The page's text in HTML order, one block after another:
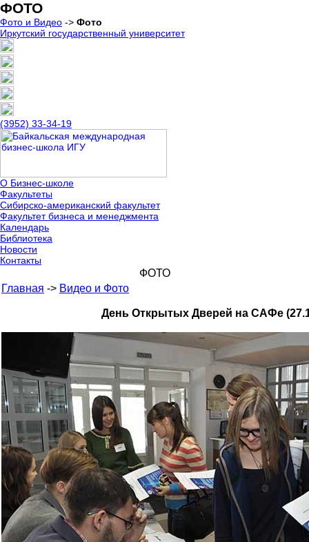
ФОТО
Фото и Видео -> Фото
Иркутский государственный университет
(3952) 33-34-19
О Бизнес-школе
Факультеты
Сибирско-американский факультет
Факультет бизнеса и менеджмента
Календарь
Библиотека
Новости
Контакты
ФОТО
Главная -> Видео и Фото
День Открытых Дверей на САФе